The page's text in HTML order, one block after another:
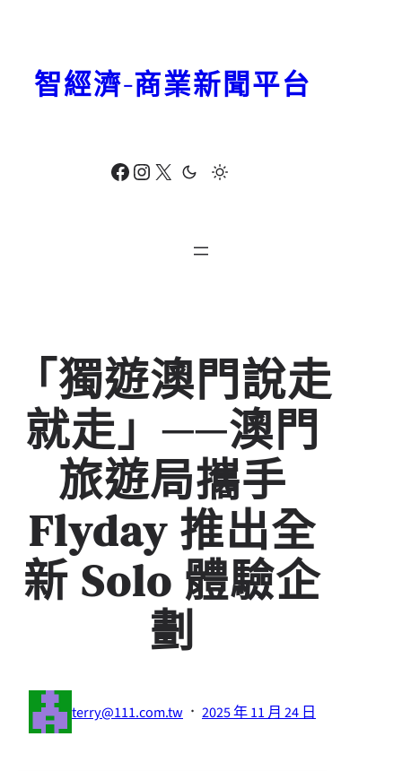
Facebook Instagram X
智經濟-商業新聞平台
「獨遊澳⾨說⾛
就⾛」──澳⾨
旅遊局攜⼿
Flyday 推出全
新 Solo 體驗企
劃
terry@111.com.tw · 2025 年 11 月 24 日